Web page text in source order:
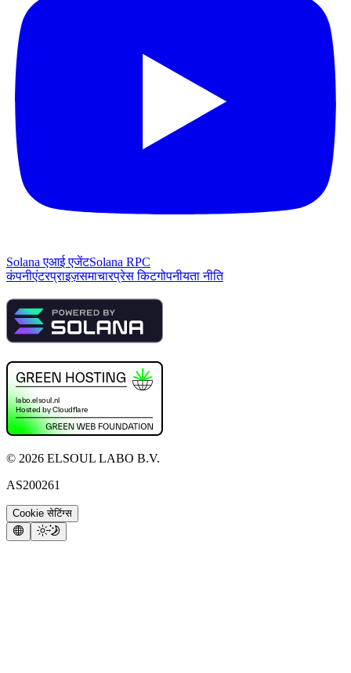
Solana एआई एजेंटSolana RPC
कंपनीएंटरप्राइज़समाचारप्रेस किटगोपनीयता नीति
© 2026 ELSOUL LABO B.V.
AS200261
Cookie सेटिंग्स